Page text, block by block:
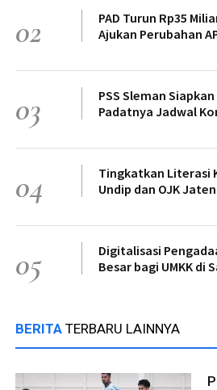
02
PAD Turun Rp35
Ajukan Perubahan
03
PSS Sleman
Padatnya Jadwal
04
Tingkatkan Literasi
Undip dan OJK
05
Digitalisasi
Besar bagi UMKK di
BERITA TERBARU LAINNYA